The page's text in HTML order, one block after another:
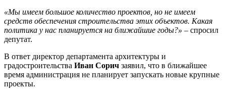
«Мы имеем большое количество проектов, но не имеем
средств обеспечения строительства этих объектов. Какая
политика у нас планируется на ближайшие годы?» – спросил
депутат.
В ответ директор департамента архитектуры и
градостроительства Иван Сорич заявил, что в ближайшее
время администрация не планирует запускать новые крупные
проекты.